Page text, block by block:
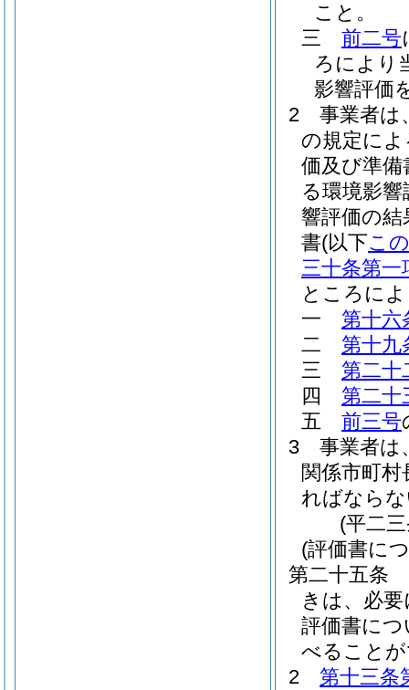
こと。
三
前二号
ろにより
影響評価
2
事業者は
の規定に
価及び準
る環境影
響評価の
書(以下こ
三十条第一
ところに
一
第十六
二
第十九
三
第二十
四
第二十
五
前三号
3
事業者は
関係市町
ればなら
(平二
(評価書に
第二十五条
きは、必
評価書に
べること
2
第十三条